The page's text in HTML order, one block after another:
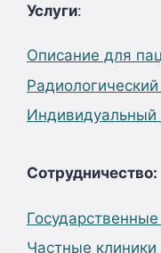
Услуги:
Описание для
Индивидуальный
Сотрудничество:
Частные клиники